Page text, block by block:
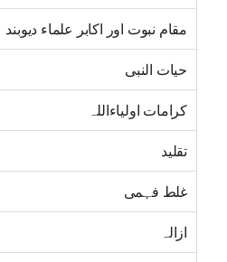
مقام نبوت اور اکابر علماء دیوبند
حیات النبی
کرامات اولیاءاللہ
تقلید
غلط فہمی
ازالہ